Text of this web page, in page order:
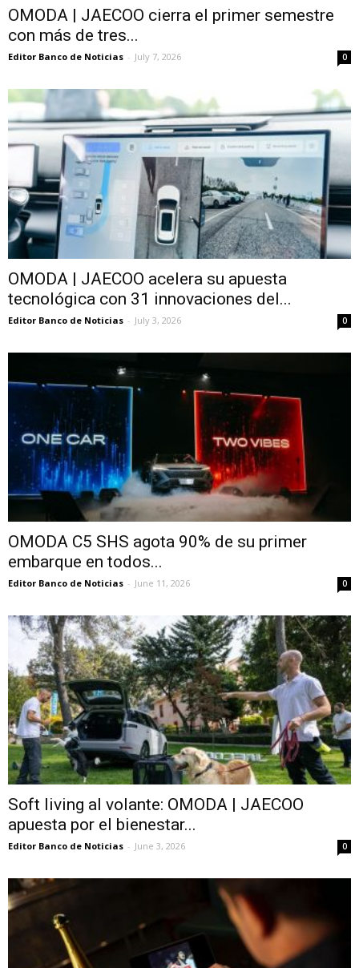
OMODA | JAECOO cierra el primer semestre
con más de tres...
Editor Banco de Noticias - July 7, 2026 0
OMODA | JAECOO acelera su apuesta
tecnológica con 31 innovaciones del...
Editor Banco de Noticias - July 3, 2026 0
OMODA C5 SHS agota 90% de su primer
embarque en todos...
Editor Banco de Noticias - June 11, 2026 0
Soft living al volante: OMODA | JAECOO
apuesta por el bienestar...
Editor Banco de Noticias - June 3, 2026 0